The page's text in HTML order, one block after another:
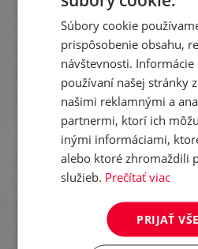
stiahnuť do
KATALÓG
OBILNÍN,
A ĽANU
Súbory cookie
prispôsobenie obsahu,
návštevnosti. Informácie
používaní našej stránky
našimi reklamnými a
partnermi, ktorí ich
inými informáciami,
alebo ktoré zhromaždili
služieb. Prečítať viac
PRIJAŤ